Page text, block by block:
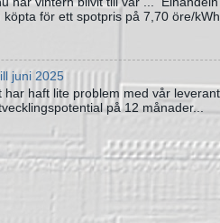
köpta för ett spotpris på 7,70 öre/
juni 2025
har haft lite problem med vår
på 12 månader...